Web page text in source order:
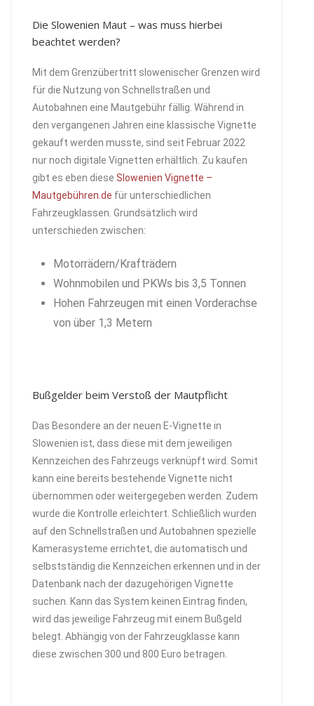
Die Slowenien Maut – was muss hierbei
beachtet werden?
Mit dem Grenzübertritt slowenischer Grenzen wird
für die Nutzung von Schnellstraßen und
Autobahnen eine Mautgebühr fällig. Während in
den vergangenen Jahren eine klassische Vignette
gekauft werden musste, sind seit Februar 2022
nur noch digitale Vignetten erhältlich. Zu kaufen
gibt es eben diese Slowenien Vignette –
Mautgebühren.de für unterschiedlichen
Fahrzeugklassen. Grundsätzlich wird
unterschieden zwischen:
Motorrädern/Krafträdern
Wohnmobilen und PKWs bis 3,5 Tonnen
Hohen Fahrzeugen mit einen Vorderachse
von über 1,3 Metern
Bußgelder beim Verstoß der Mautpflicht
Das Besondere an der neuen E-Vignette in
Slowenien ist, dass diese mit dem jeweiligen
Kennzeichen des Fahrzeugs verknüpft wird. Somit
kann eine bereits bestehende Vignette nicht
übernommen oder weitergegeben werden. Zudem
wurde die Kontrolle erleichtert. Schließlich wurden
auf den Schnellstraßen und Autobahnen spezielle
Kamerasysteme errichtet, die automatisch und
selbstständig die Kennzeichen erkennen und in der
Datenbank nach der dazugehörigen Vignette
suchen. Kann das System keinen Eintrag finden,
wird das jeweilige Fahrzeug mit einem Bußgeld
belegt. Abhängig von der Fahrzeugklasse kann
diese zwischen 300 und 800 Euro betragen.